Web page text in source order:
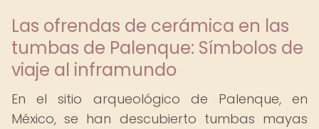
Las ofrendas de cerámica en las
tumbas de Palenque: Símbolos de
viaje al inframundo
En el sitio arqueológico de Palenque, en
México, se han descubierto tumbas mayas